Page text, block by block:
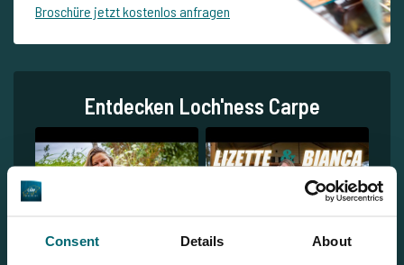
Consent Details About
Broschüre jetzt kostenlos anfragen
Entdecken Loch'ness Carpe